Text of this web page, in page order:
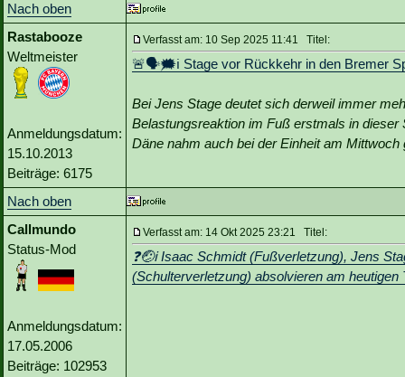
Nach oben
Rastabooze
Weltmeister
Anmeldungsdatum:
15.10.2013
Beiträge: 6175
Verfasst am: 10 Sep 2025 11:41 Titel:
🚨🗣🗯️ℹ️ Stage vor Rückkehr in den Bremer
Bei Jens Stage deutet sich derweil immer
Belastungsreaktion im Fuß erstmals in
Däne nahm auch bei der Einheit am Mittwoch
Nach oben
Callmundo
Status-Mod
Anmeldungsdatum:
17.05.2006
Beiträge: 102953
Verfasst am: 14 Okt 2025 23:21 Titel:
❓🤕ℹ️ Isaac Schmidt (Fußverletzung), Jens
(Schulterverletzung) absolvieren am